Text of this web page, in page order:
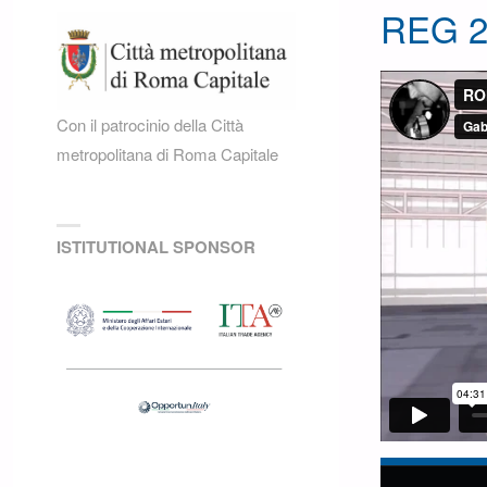
REG
Con il patrocinio della Città
metropolitana di Roma Capitale
ISTITUTIONAL SPONSOR